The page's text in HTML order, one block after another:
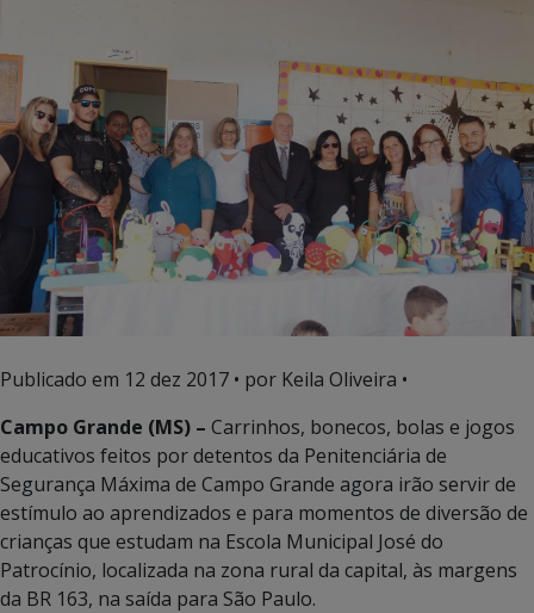
Publicado em 12 dez 2017 • por Keila Oliveira •
Campo Grande (MS) – Carrinhos, bonecos, bolas e jogos
educativos feitos por detentos da Penitenciária de
Segurança Máxima de Campo Grande agora irão servir de
estímulo ao aprendizados e para momentos de diversão de
crianças que estudam na Escola Municipal José do
Patrocínio, localizada na zona rural da capital, às margens
da BR 163, na saída para São Paulo.